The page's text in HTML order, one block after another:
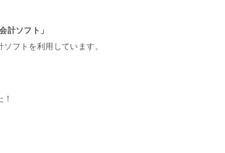
計ソフト」
ソフトを利用しています。